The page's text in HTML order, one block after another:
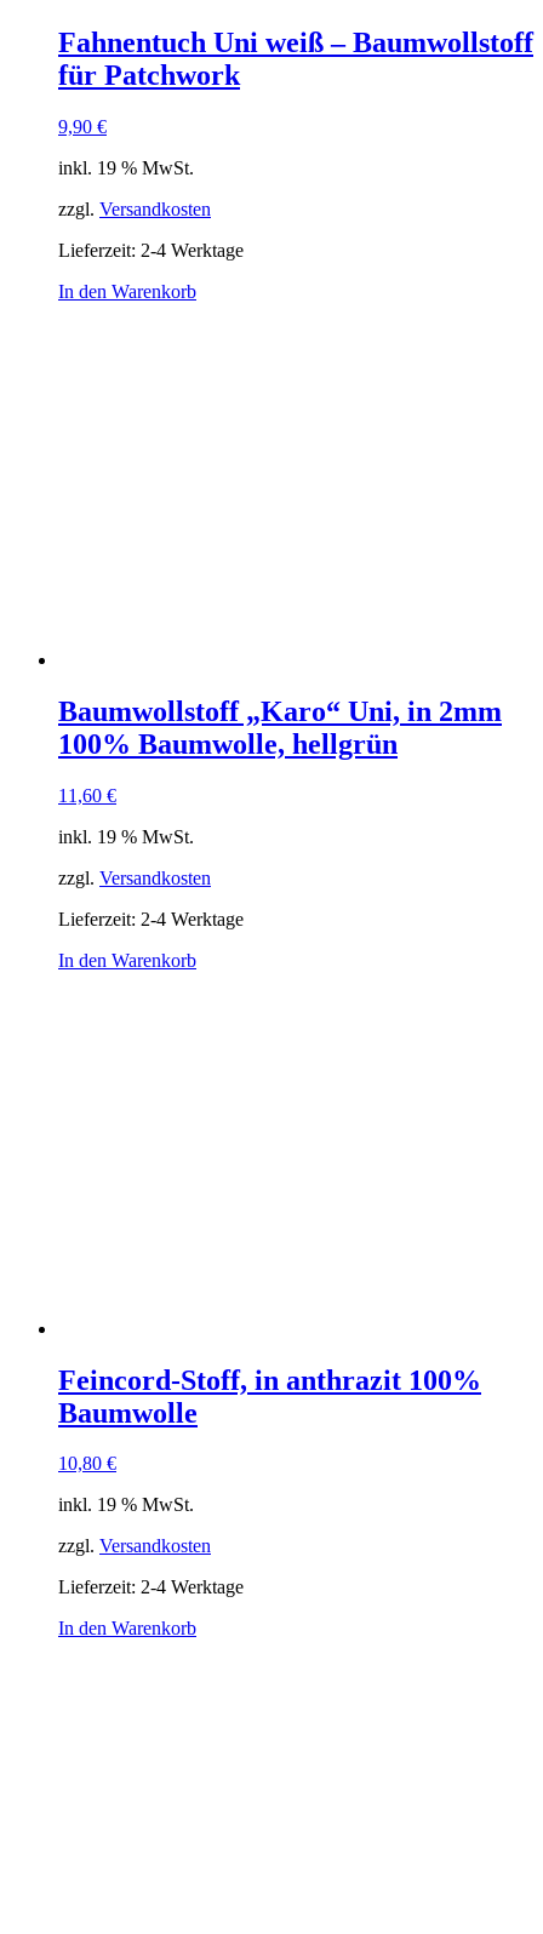
Fahnentuch Uni weiß – Baumwollstoff
für Patchwork
9,90 €
inkl. 19 % MwSt.
zzgl. Versandkosten
Lieferzeit: 2-4 Werktage
In den Warenkorb
Baumwollstoff „Karo“ Uni, in 2mm
100% Baumwolle, hellgrün
11,60 €
inkl. 19 % MwSt.
zzgl. Versandkosten
Lieferzeit: 2-4 Werktage
In den Warenkorb
Feincord-Stoff, in anthrazit 100%
Baumwolle
10,80 €
inkl. 19 % MwSt.
zzgl. Versandkosten
Lieferzeit: 2-4 Werktage
In den Warenkorb